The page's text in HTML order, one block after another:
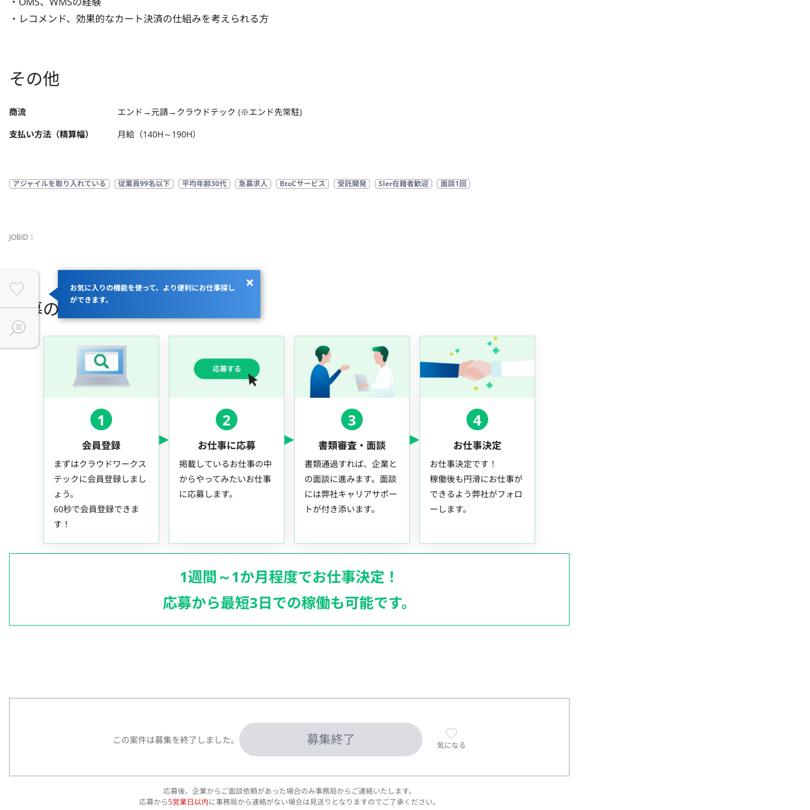
お気に入りの機能を使って、より便利にお仕事探し
ができます。
・レコメンド、効果的なカート決済の仕組みを考えられる方
その他
商流
エンド→元請→クラウドテック (※エンド先常駐)
支払い方法（精算幅）
月給（140H～190H）
アジャイルを取り入れている 従業員99名以下 平均年齢30代 急募求人 BtoCサービス 受託開発 SIer在籍者歓迎 面談1回
JOBID：
応募の流れ
1
会員登録
まずはクラウドワークス
テックに会員登録しまし
ょう。
60秒で会員登録できま
す！
2
お仕事に応募
掲載しているお仕事の中
からやってみたいお仕事
に応募します。
3
書類審査・面談
書類通過すれば、企業と
の面談に進みます。面談
には弊社キャリアサポー
トが付き添います。
4
お仕事決定
お仕事決定です！
稼働後も円滑にお仕事が
できるよう弊社がフォロ
ーします。
1週間～1か月程度でお仕事決定！
応募から最短3日での稼働も可能です。
この案件は募集を終了しました。 募集終了 気になる
応募後、企業からご面談依頼があった場合のみ事務局からご連絡いたします。
応募から5営業日以内に事務局から連絡がない場合は見送りとなりますのでご了承ください。